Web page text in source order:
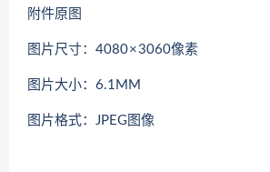
附件原图
图片尺寸：4080 × 3060像素
图片大小：6.1MM
图片格式：JPEG图像